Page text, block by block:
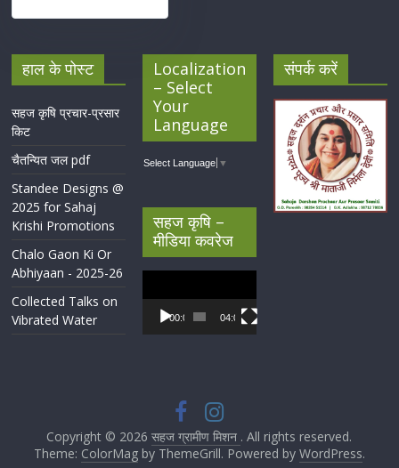
हाल के पोस्ट
सहज कृषि प्रचार-प्रसार
किट
चैतन्यित जल pdf
Standee Designs @
2025 for Sahaj
Krishi Promotions
Chalo Gaon Ki Or
Abhiyaan - 2025-26
Collected Talks on
Vibrated Water
Localization
– Select
Your
Language
Select Language ▼
सहज कृषि –
मीडिया कवरेज
Player
00:00 04:07
संपर्क करें
Copyright © 2026सहज ग्रामीण मिशन . All rights reserved.
Theme: ColorMagby ThemeGrill. Powered by WordPress.